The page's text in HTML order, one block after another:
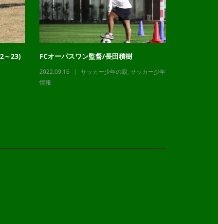
～23) FCオーパスワン監督/長田積樹
2022.09.16 サッカー少年の親, サッカー少年
情報